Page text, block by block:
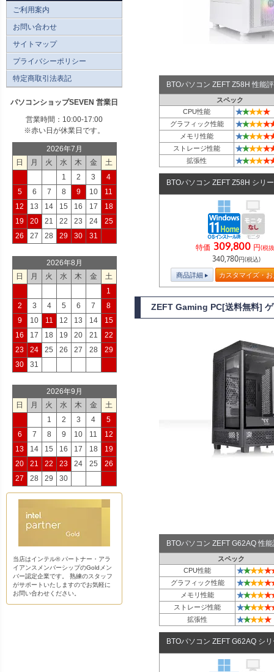
BTOパソコン ZEFT Z58H 性能
スペック
CPU性能
★★★★★
グラフィック性能 ★★★★★
メモリ性能 ★★★★★
ストレージ性能 ★★★★★
拡張性 ★★★★★
BTOパソコン ZEFT Z58H シリ
特価 309,800 円(税
340,780円(税込)
商品詳細 カスタマイズ・
ZEFT Gaming PC[送料無料]
BTOパソコン ZEFT G62AQ 性
スペック
CPU性能
★★★★★
グラフィック性能 ★★★★★
メモリ性能 ★★★★★
ストレージ性能 ★★★★★
拡張性 ★★★★★
BTOパソコン ZEFT G62AQ シ
ご利用案内
お問い合わせ
サイトマップ
プライバシーポリシー
特定商取引法表記
パソコンショップSEVEN 営業日
営業時間：10:00-17:00
※赤い日が休業日です。
2026年7月
日
月 火 水 木 金
土
1
2 3
4
5
6 7 8 9 10
11
12
13 14 15 16 17
18
19
20 21 22 23 24
25
26
27 28 29 30 31
2026年8月
日
月 火 水 木 金
土
1
2
3 4 5 6 7
8
9
10 11 12 13 14
15
16
17 18 19 20 21
22
23
24 25 26 27 28
29
30
31
2026年9月
日
月 火 水 木 金
土
1
2 3 4
5
6
7 8 9 10 11
12
13
14 15 16 17 18
19
20
21 22 23 24 25
26
27
28 29 30
当店はインテル® パートナー・アラ
イアンスメンバーシップのGoldメン
バー認定企業です。 熟練のスタッフ
がサポートいたしますのでお気軽に
お問い合わせください。